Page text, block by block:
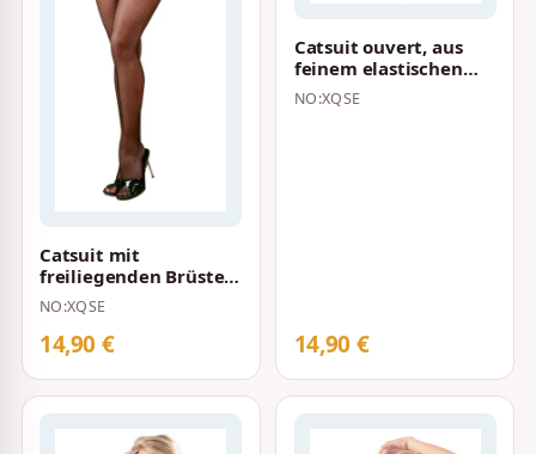
Catsuit mit
freiliegenden Brüsten
Schwarz
NO:XQSE
14,90 €
Catsuit ouvert, aus
feinem elastischen
Netz Schwarz
NO:XQSE
14,90 €